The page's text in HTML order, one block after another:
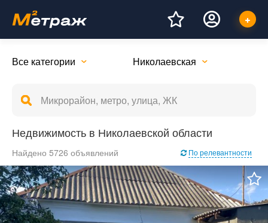
Все категории Николаевская
Недвижимость в Николаевской области
Найдено 5726 объявлений По релевантности